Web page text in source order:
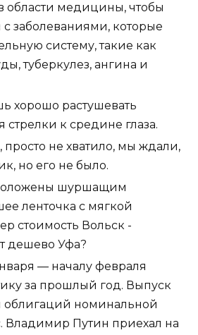
области медицины, чтобы
с заболеваниями, которые
систему, такие как
туберкулез, ангина и
хорошо растушевать
стрелки к средине глаза.
не хватило, мы ждали,
но его не было.
шуршащим
ленточка с мягкой
стоимость Вольск -
дешево Уфа?
— началу февраля
за прошлый год. Выпуск
облигаций номинальной
Владимир Путин приехал на